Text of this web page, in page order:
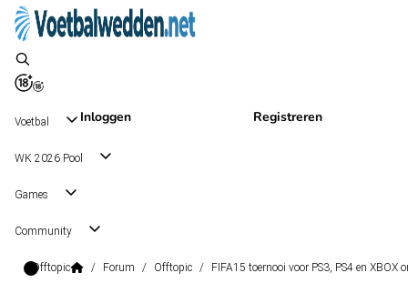
Inloggen Registreren
Voetbal
WK 2026 Pool
Games
Community
Offtopic / Forum / Offtopic / FIFA15 toernooi voor PS3, PS4 en XBOX